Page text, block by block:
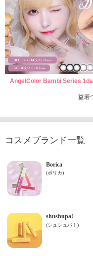
AngelColor Bambi Series
益若
コスメブランド一覧